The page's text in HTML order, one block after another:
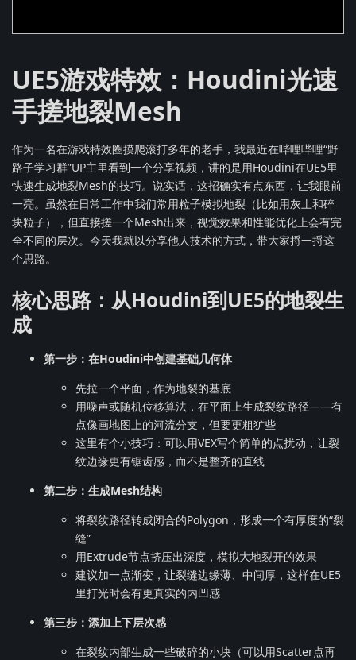
UE5游戏特效：Houdini光速
手搓地裂Mesh
作为一名在游戏特效圈摸爬滚打多年的老手，我最近在哔哩哔哩“野
路子学习群”UP主里看到一个分享视频，讲的是用Houdini在UE5里
快速生成地裂Mesh的技巧。说实话，这招确实有点东西，让我眼前
一亮。虽然在日常工作中我们常用粒子模拟地裂（比如用灰土和碎
块粒子），但直接搓一个Mesh出来，视觉效果和性能优化上会有完
全不同的层次。今天我就以分享他人技术的方式，带大家捋一捋这
个思路。
核心思路：从Houdini到UE5的地裂生
成
第一步：在Houdini中创建基础几何体
先拉一个平面，作为地裂的基底
用噪声或随机位移算法，在平面上生成裂纹路径——有
点像画地图上的河流分支，但要更粗犷些
这里有个小技巧：可以用VEX写个简单的点扰动，让裂
纹边缘更有锯齿感，而不是整齐的直线
第二步：生成Mesh结构
将裂纹路径转成闭合的Polygon，形成一个有厚度的“裂
缝”
用Extrude节点挤压出深度，模拟大地裂开的效果
建议加一点渐变，让裂缝边缘薄、中间厚，这样在UE5
里打光时会有更真实的内凹感
第三步：添加上下层次感
在裂纹内部生成一些破碎的小块（可以用Scatter点再